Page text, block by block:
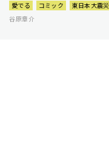
愛でる コミック
東日本大震災
谷原章介